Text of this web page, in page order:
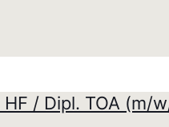
/ Dipl. TOA (m/